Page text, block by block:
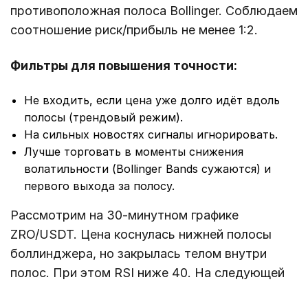
противоположная полоса Bollinger. Соблюдаем
соотношение риск/прибыль не менее 1:2.
Фильтры для повышения точности:
Не входить, если цена уже долго идёт вдоль
полосы (трендовый режим).
На сильных новостях сигналы игнорировать.
Лучше торговать в моменты снижения
волатильности (Bollinger Bands сужаются) и
первого выхода за полосу.
Рассмотрим на 30-минутном графике
ZRO/USDT. Цена коснулась нижней полосы
боллинджера, но закрылась телом внутри
полос. При этом RSI ниже 40. На следующей